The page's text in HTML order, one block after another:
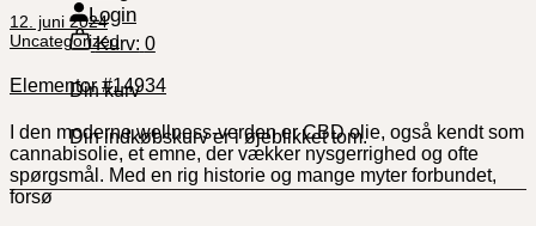
Login
Kurv: 0
Din kurv
Din indkøbskurv er i øjeblikket tom.
12. juni 2024
Uncategorized
Elementor #14934
I den moderne wellness-verden er CBD olie, også kendt som
cannabisolie, et emne, der vækker nysgerrighed og ofte
spørgsmål. Med en rig historie og mange myter forbundet,
forsø